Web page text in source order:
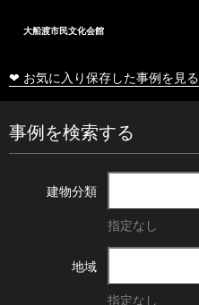
大船渡市民文化会館
❤ お気に入り保存した事例を見る
事例を検索する
建物分類
指定なし
地域
指定なし